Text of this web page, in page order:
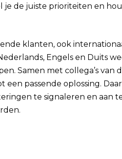
je de juiste prioriteiten en
klanten, ook
Engels en Duits
Samen met collega’s van
passende oplossing.
te signaleren en aan